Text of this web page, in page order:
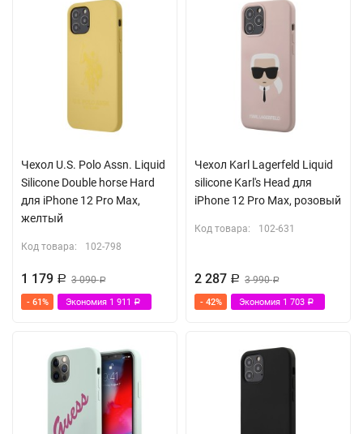
Чехол U.S. Polo Assn. Liquid
Silicone Double horse Hard
для iPhone 12 Pro Max,
желтый
Код товара: 102-798
1 179 Р 3 090Р
- 61% Экономия 1 911 Р
Чехол Karl Lagerfeld Liquid
silicone Karl's Head для
iPhone 12 Pro Max, розовый
Код товара: 102-631
2 287 Р 3 990Р
- 42% Экономия 1 703 Р